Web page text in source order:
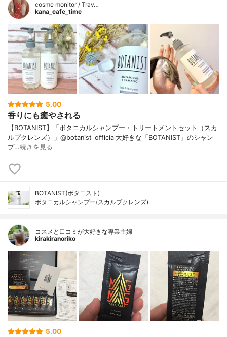
cosme monitor / Trav…
kana_cafe_time
5.00
香りにも癒やされる
【BOTANIST】「ボタニカルシャンプー・トリートメントセット（スカ
ルプクレンズ）」@botanist_official大好きな「BOTANIST」のシャン
プ…続きを見る
BOTANIST(ボタニスト)
ボタニカルシャンプー(スカルプクレンズ)
コスメと口コミが大好きな専業主婦
kirakiranoriko
5.00